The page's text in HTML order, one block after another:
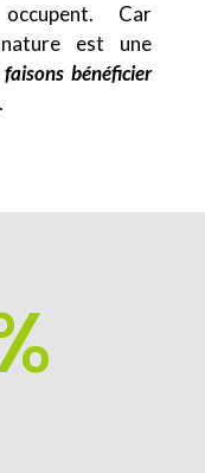
Car
est une
bénéficier